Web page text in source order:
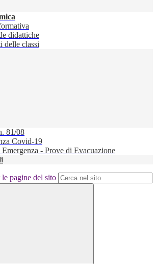
didattiche
delle classi
81/08
Covid-19
- Prove di Evacuazione
pagine del sito